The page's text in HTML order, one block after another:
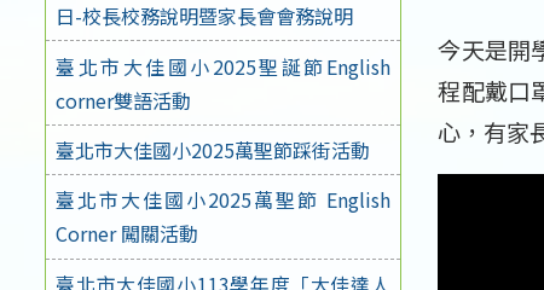
日-校長校務說明暨家長會會務說明
臺北市大佳國小2025聖誕節English
corner雙語活動
臺北市大佳國小2025萬聖節踩街活動
臺北市大佳國小2025萬聖節 English
Corner 闖關活動
臺北市大佳國小113學年度「大佳達人
今天是開
程配戴口
心，有家